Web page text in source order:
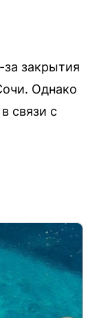
закрытия
Однако
связи с